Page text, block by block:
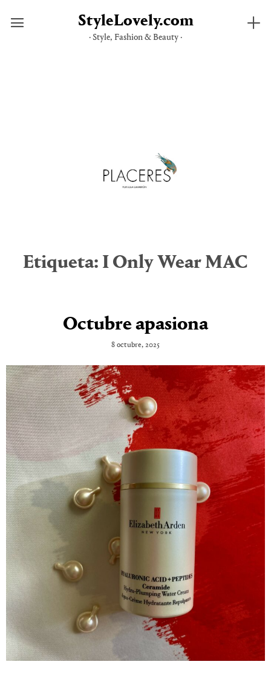
StyleLovely.com
· Style, Fashion & Beauty ·
Etiqueta: I Only Wear MAC
Octubre apasiona
8 octubre, 2025